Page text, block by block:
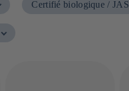
Certifié biologique / JAS